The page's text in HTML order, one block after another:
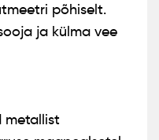
põhiselt.
ja külma vee
metallist